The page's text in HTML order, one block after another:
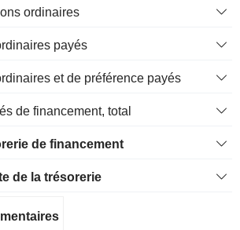
ordinaires
payés
et de préférence payés
de financement, total
de financement
de la trésorerie